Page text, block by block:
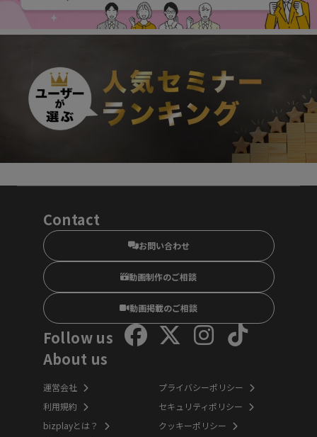
Contact
お問い合わせ
動画制作のご相談
動画掲載のご相談
Follow us
About us
運営会社
利用規約
bizplayとは？
プライバシーポリシー
セキュリティポリシー
クッキーポリシー